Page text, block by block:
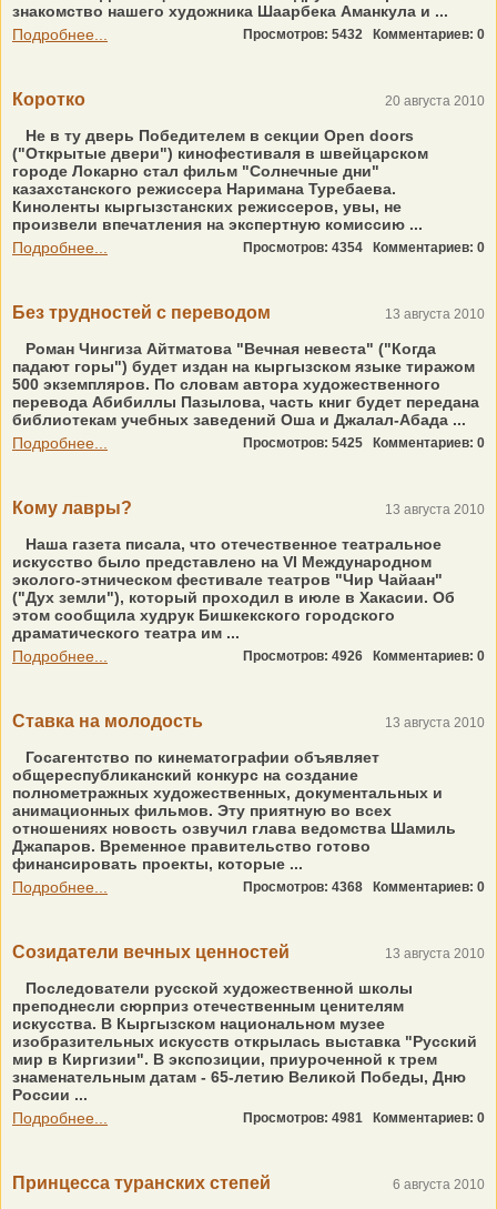
знакомство нашего художника Шаарбека Аманкула и ...
Подробнее...
Просмотров: 5432 Комментариев: 0
Коротко 20 августа 2010
Не в ту дверь Победителем в секции Open doors
("Открытые двери") кинофестиваля в швейцарском
городе Локарно стал фильм "Солнечные дни"
казахстанского режиссера Наримана Туребаева.
Киноленты кыргызстанских режиссеров, увы, не
произвели впечатления на экспертную комиссию ...
Подробнее...
Просмотров: 4354 Комментариев: 0
Без трудностей с переводом 13 августа 2010
Роман Чингиза Айтматова "Вечная невеста" ("Когда
падают горы") будет издан на кыргызском языке тиражом
500 экземпляров. По словам автора художественного
перевода Абибиллы Пазылова, часть книг будет передана
библиотекам учебных заведений Оша и Джалал-Абада ...
Подробнее...
Просмотров: 5425 Комментариев: 0
Кому лавры? 13 августа 2010
Наша газета писала, что отечественное театральное
искусство было представлено на VI Международном
эколого-этническом фестивале театров "Чир Чайаан"
("Дух земли"), который проходил в июле в Хакасии. Об
этом сообщила худрук Бишкекского городского
драматического театра им ...
Подробнее...
Просмотров: 4926 Комментариев: 0
Ставка на молодость 13 августа 2010
Госагентство по кинематографии объявляет
общереспубликанский конкурс на создание
полнометражных художественных, документальных и
анимационных фильмов. Эту приятную во всех
отношениях новость озвучил глава ведомства Шамиль
Джапаров. Временное правительство готово
финансировать проекты, которые ...
Подробнее...
Просмотров: 4368 Комментариев: 0
Созидатели вечных ценностей 13 августа 2010
Последователи русской художественной школы
преподнесли сюрприз отечественным ценителям
искусства. В Кыргызском национальном музее
изобразительных искусств открылась выставка "Русский
мир в Киргизии". В экспозиции, приуроченной к трем
знаменательным датам - 65-летию Великой Победы, Дню
России ...
Подробнее...
Просмотров: 4981 Комментариев: 0
Принцесса туранских степей 6 августа 2010